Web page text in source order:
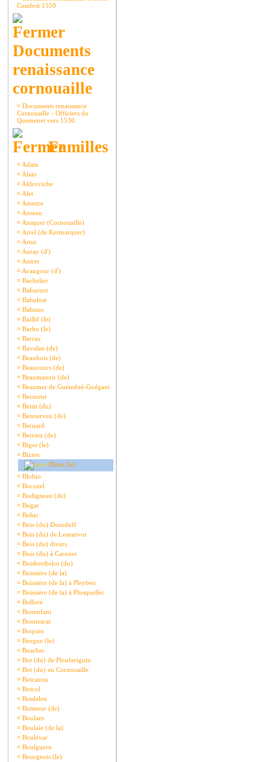
Combrit 1559
Documents
renaissance
cornouaille
¤ Documents renaissance
Cornouaille - Officiers du
Quemenet vers 1530.
Familles
¤ Adam
¤ Alain
¤ Aldroviche
¤ Alet
¤ Amezre
¤ Anseau
¤ Ansquer (Cornouaille)
¤ Arrel (de Kermarquer)
¤ Artur
¤ Auray (d')
¤ Autret
¤ Avaugour (d')
¤ Bachelier
¤ Bahuezre
¤ Bahulost
¤ Bahuno
¤ Baillif (le)
¤ Barbu (le)
¤ Barray
¤ Bavalan (de)
¤ Beaubois (de)
¤ Beaucours (de)
¤ Beaumanoir (de)
¤ Beaumer de Guéméné-Guégant
¤ Becmeur
¤ Beisit (du)
¤ Bennerven (de)
¤ Bernard
¤ Berrien (de)
¤ Bigot (le)
¤ Bizien
Bloas (le)
¤ Blohio
¤ Bocozel
¤ Bodigneau (de)
¤ Bogar
¤ Bohic
¤ Bois (du) Dourduff
¤ Bois (du) de Lesnarvor
¤ Bois (du) divers
¤ Bois (du) à Carnoet
¤ Boisberthelot (du)
¤ Boissière (de la)
¤ Boissière (de la) à Pleyben
¤ Boissière (de la) à Plusquellec
¤ Bolloré
¤ Bonenfant
¤ Bonnescat
¤ Boquen
¤ Borgne (le)
¤ Boscher
¤ Bot (du) de Plouferiguin
¤ Bot (du) en Cornouaille
¤ Botcazou
¤ Botcol
¤ Botdelen
¤ Botmeur (de)
¤ Boulaes
¤ Boulaie (de la)
¤ Boulevar
¤ Boulguern
¤ Bourgeois (le)